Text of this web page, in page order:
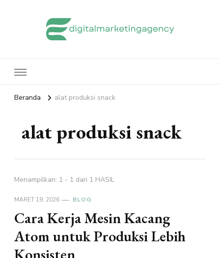
Beranda alat produksi snack
alat produksi snack
Menampilkan: 1 - 1 dari 1 HASIL
MARET 19, 2026 BLOG
Cara Kerja Mesin Kacang
Atom untuk Produksi Lebih